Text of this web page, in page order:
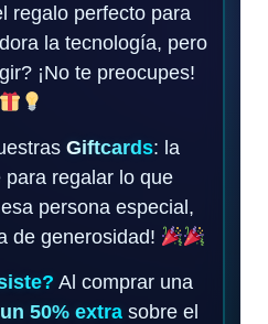
regalo perfecto para
la tecnología, pero
¡No te preocupes!
Giftcards: la
regalar lo que
persona especial,
de generosidad!
Al comprar una
50% extrasobre el